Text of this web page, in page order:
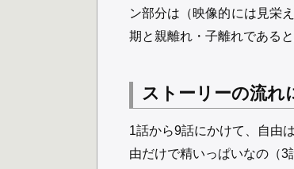
ン部分は（映像的には見栄
期と親離れ・子離れであると
ストーリーの流れ
1話から9話にかけて、自由
由だけで精いっぱいなの（